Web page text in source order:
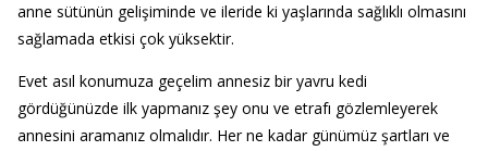
anne sütünün gelişiminde ve ileride ki yaşlarında sağlıklı olmasını
sağlamada etkisi çok yüksektir.
Evet asıl konumuza geçelim annesiz bir yavru kedi
gördüğünüzde ilk yapmanız şey onu ve etrafı gözlemleyerek
annesini aramanız olmalıdır. Her ne kadar günümüz şartları ve